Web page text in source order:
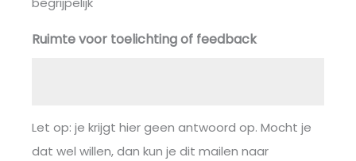
Ruimte voor toelichting of feedback
Let op: je krijgt hier geen antwoord op. Mocht je
dat wel willen, dan kun je dit mailen naar